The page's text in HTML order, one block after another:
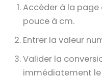
Accéder à la page
pouce à cm.
Entrer la valeur
Valider la
immédiatement